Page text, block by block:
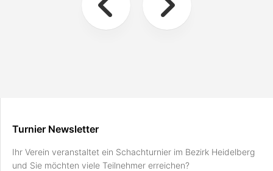
Turnier Newsletter
Ihr Verein veranstaltet ein Schachturnier im Bezirk Heidelberg
und Sie möchten viele Teilnehmer erreichen?